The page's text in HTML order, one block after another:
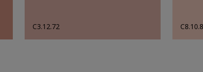
C3.12.72